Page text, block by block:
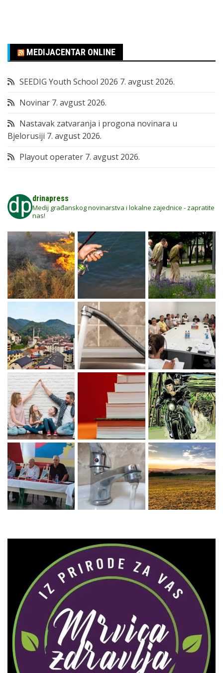
MEDIJACENTAR ONLINE
SEEDIG Youth School 2026 7. avgust 2026.
Novinar 7. avgust 2026.
Nastavak zatvaranja i progona novinara u
Bjelorusiji 7. avgust 2026.
Playout operater 7. avgust 2026.
drinapress
Medij građanskog novinarstva i lokalne zajednice - zapratite
nas!